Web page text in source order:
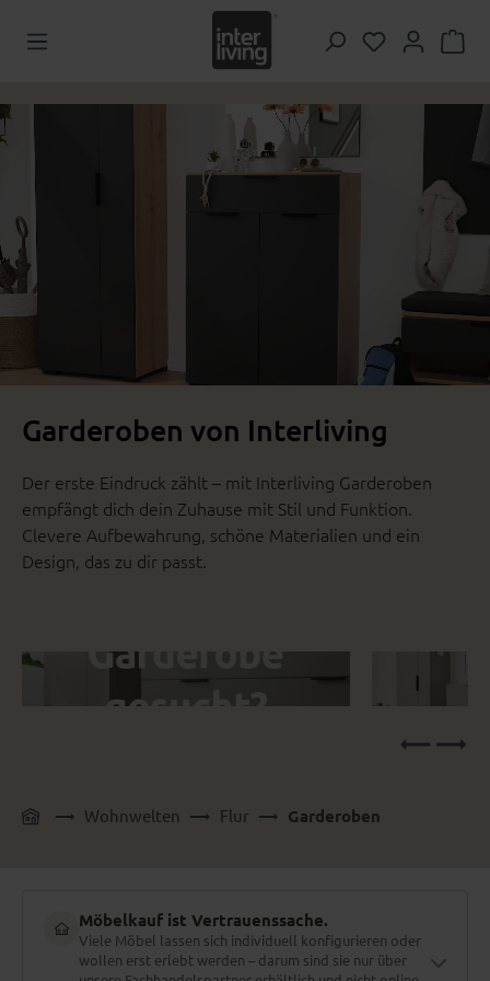
Zum Hauptinhalt springen
Du hast 0
Garderoben von Interliving
Der erste Eindruck zählt – mit Interliving Garderoben
empfängt dich dein Zuhause mit Stil und Funktion.
Clevere Aufbewahrung, schöne Materialien und ein
Design, das zu dir passt.
Wohnwelten Flur Garderoben
Möbelkauf ist Vertrauenssache.
Viele Möbel lassen sich individuell konfigurieren oder
wollen erst erlebt werden – darum sind sie nur über